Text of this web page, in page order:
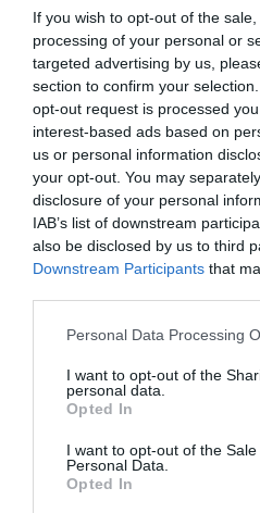
If you wish to opt-out of the
processing of your personal or
targeted advertising by us,
section to confirm your
opt-out request is processed
interest-based ads based on
us or personal information
your opt-out. You may
disclosure of your personal
IAB’s list of downstream
also be disclosed by us to third
Downstream Participants that
Personal Data Processing
I want to opt-out of the
personal data.
Opted In
I want to opt-out of the
Personal Data.
Opted In